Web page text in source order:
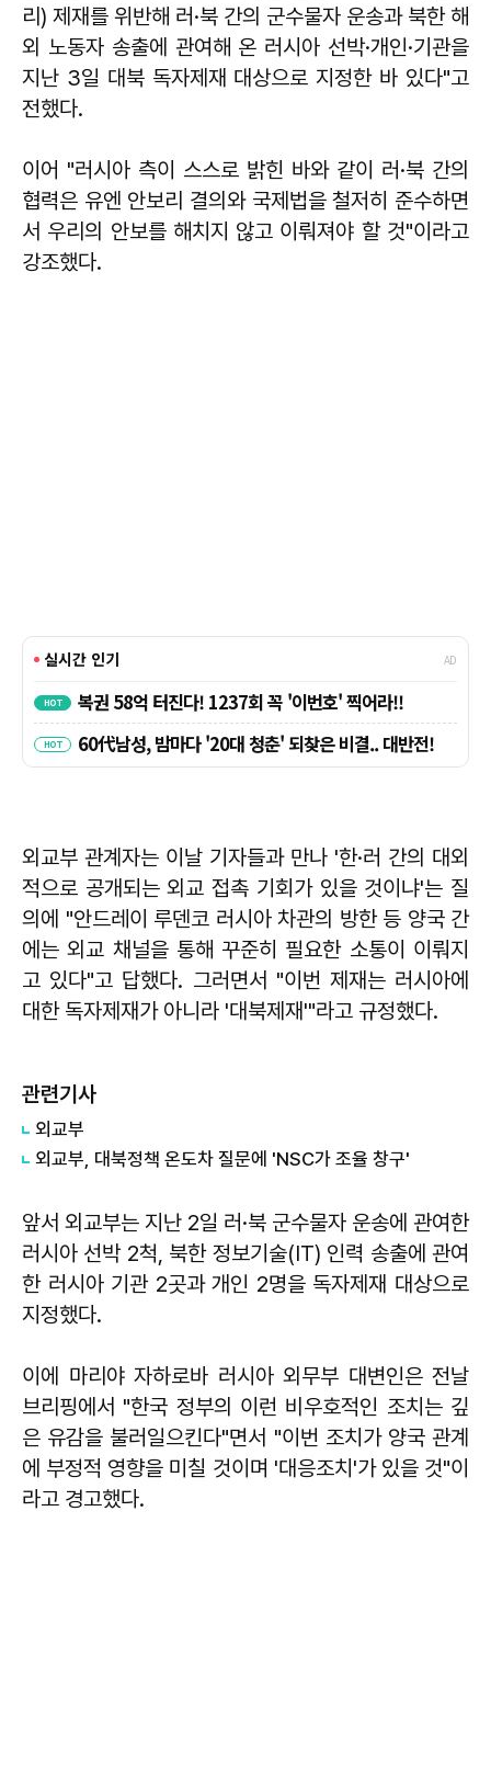
리) 제재를 위반해 러·북 간의 군수물자 운송과 북한 해
외 노동자 송출에 관여해 온 러시아 선박·개인·기관을
지난 3일 대북 독자제재 대상으로 지정한 바 있다"고
전했다.
이어 "러시아 측이 스스로 밝힌 바와 같이 러·북 간의
협력은 유엔 안보리 결의와 국제법을 철저히 준수하면
서 우리의 안보를 해치지 않고 이뤄져야 할 것"이라고
강조했다.
외교부 관계자는 이날 기자들과 만나 '한·러 간의 대외
적으로 공개되는 외교 접촉 기회가 있을 것이냐'는 질
의에 "안드레이 루덴코 러시아 차관의 방한 등 양국 간
에는 외교 채널을 통해 꾸준히 필요한 소통이 이뤄지
고 있다"고 답했다. 그러면서 "이번 제재는 러시아에
대한 독자제재가 아니라 '대북제재'"라고 규정했다.
관련기사
외교부
외교부, 대북정책 온도차 질문에 'NSC가 조율 창구'
앞서 외교부는 지난 2일 러·북 군수물자 운송에 관여한
러시아 선박 2척, 북한 정보기술(IT) 인력 송출에 관여
한 러시아 기관 2곳과 개인 2명을 독자제재 대상으로
지정했다.
이에 마리야 자하로바 러시아 외무부 대변인은 전날
브리핑에서 "한국 정부의 이런 비우호적인 조치는 깊
은 유감을 불러일으킨다"면서 "이번 조치가 양국 관계
에 부정적 영향을 미칠 것이며 '대응조치'가 있을 것"이
라고 경고했다.